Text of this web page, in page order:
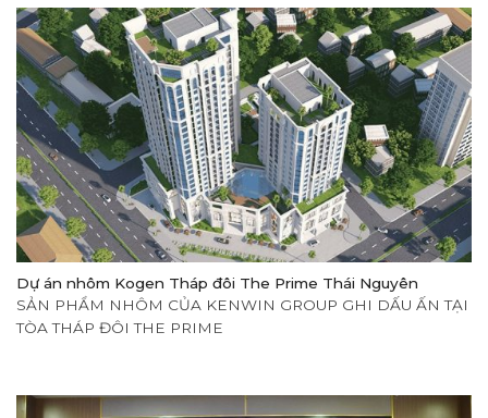
Dự án nhôm Kogen Tháp đôi The Prime Thái Nguyên
SẢN PHẨM NHÔM CỦA KENWIN GROUP GHI DẤU ẤN TẠI
TÒA THÁP ĐÔI THE PRIME